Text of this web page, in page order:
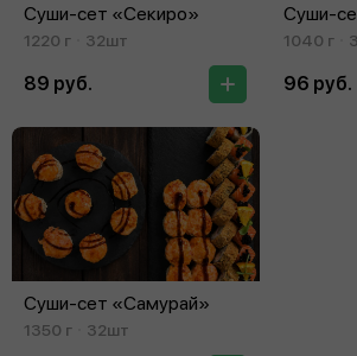
Суши-сет «Секиро»
1220 г 32шт
89 руб.
Суши-
1040 г
96 руб.
Суши-сет «Самурай»
1350 г 32шт